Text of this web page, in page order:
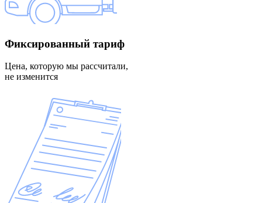
Фиксированный тариф
Цена, которую мы рассчитали,
не изменится